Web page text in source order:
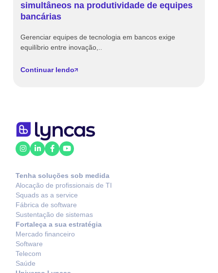
simultâneos na produtividade de equipes
bancárias
Gerenciar equipes de tecnologia em bancos exige
equilíbrio entre inovação,..
Continuar lendo
Tenha soluções sob medida
Alocação de profissionais de TI
Squads as a service
Fábrica de software
Sustentação de sistemas
Fortaleça a sua estratégia
Mercado financeiro
Software
Telecom
Saúde